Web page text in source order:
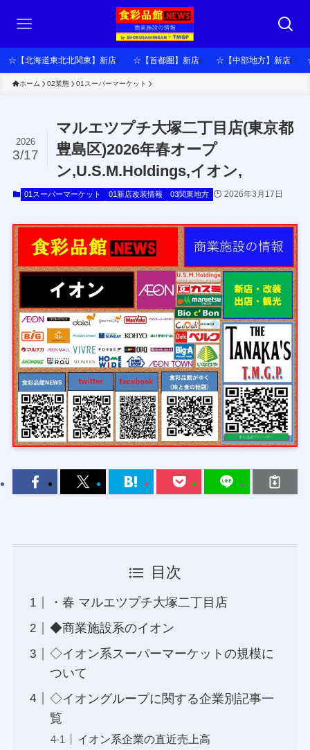
☆【北海道東北北関東】新店 ☆【首都圏】新店 ☆【中部地方】新店
ホーム 02業態 01スーパーマーケット
マルエツプチ大塚二丁目店(東京都
豊島区)2026年春オープ
ン,U.S.M.Holdings,イオン,
2026
3/17
01スーパーマーケット 01新店改装情報 03関東地方 2026年3月17日
目次
・春 マルエツプチ大塚二丁目店
◆商業施設系のイオン
◇イオン系スーパーマーケットの規模に
ついて
◇イオングループに関する企業別記事一
覧
イオン系企業の直近売上高